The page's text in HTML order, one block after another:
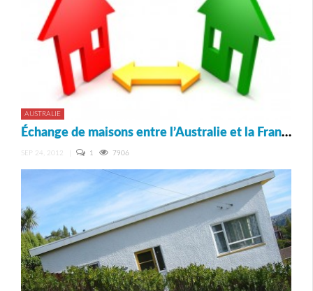
AUSTRALIE
Échange de maisons entre l’Australie et la France : comment ça marche ?
SEP 24, 2012 1 7906